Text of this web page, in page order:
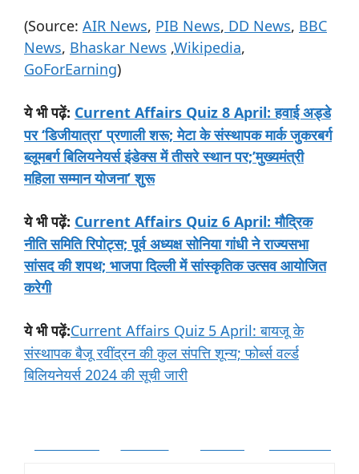
(Source: AIR News, PIB News, DD News, BBC
News, Bhaskar News ,Wikipedia,
GoForEarning)
ये भी पढ़ें: Current Affairs Quiz 8 April: हवाई अड्डे
पर ‘डिजीयात्रा’ प्रणाली शरू; मेटा के संस्थापक मार्क जुकरबर्ग
ब्लूमबर्ग बिलियनेयर्स इंडेक्स में तीसरे स्थान पर;’मुख्यमंत्री
महिला सम्मान योजना’ शुरू
ये भी पढ़ें: Current Affairs Quiz 6 April: मौद्रिक
नीति समिति रिपोट्स; पूर्व अध्यक्ष सोनिया गांधी ने राज्यसभा
सांसद की शपथ; भाजपा दिल्ली में सांस्कृतिक उत्सव आयोजित
करेगी
ये भी पढ़ें:Current Affairs Quiz 5 April: बायजू के
संस्थापक बैजू रवींद्रन की कुल संपत्ति शून्य; फोर्ब्स वर्ल्ड
बिलियनेयर्स 2024 की सूची जारी